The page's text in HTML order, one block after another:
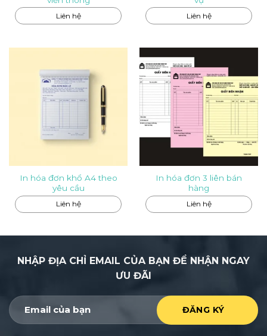
Liên hệ Liên hệ
In hóa đơn khổ A4 theo
yêu cầu
Liên hệ
In hóa đơn 3 liên bán
hàng
Liên hệ
NHẬP ĐỊA CHỈ EMAIL CỦA BẠN ĐỂ NHẬN NGAY
ƯU ĐÃI